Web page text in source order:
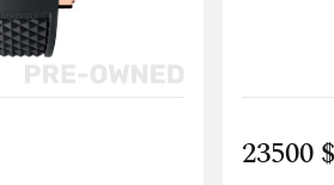
23500 $